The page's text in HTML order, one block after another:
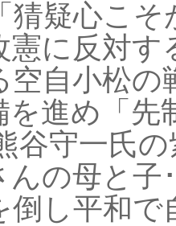
猜疑心こ
憲に反対
空自小松
を進め「
谷守一氏
んの母と子
倒し平和